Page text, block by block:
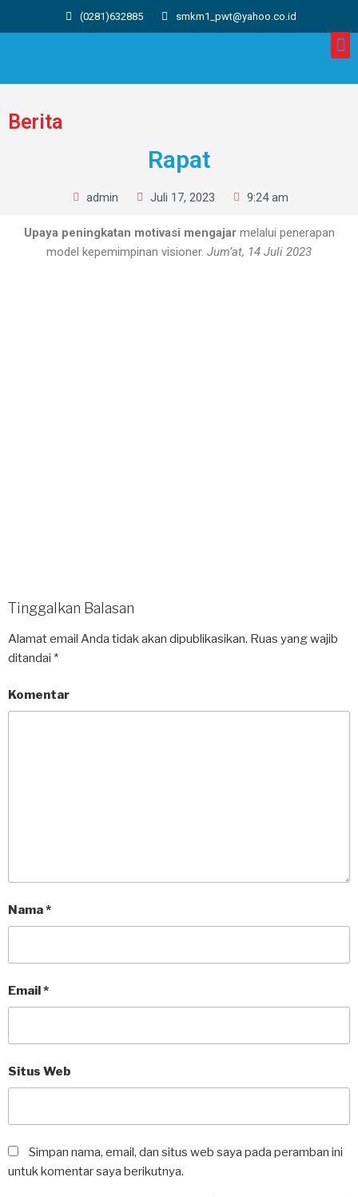
(0281)632885 smkm1_pwt@yahoo.co.id
Berita
Rapat
admin Juli 17, 2023 9:24 am
Upaya peningkatan motivasi mengajar melalui penerapan
model kepemimpinan visioner. Jum’at, 14 Juli 2023
Tinggalkan Balasan
Alamat email Anda tidak akan dipublikasikan. Ruas yang wajib
ditandai *
Komentar
Nama*
Email*
Situs Web
Simpan nama, email, dan situs web saya pada peramban ini
untuk komentar saya berikutnya.